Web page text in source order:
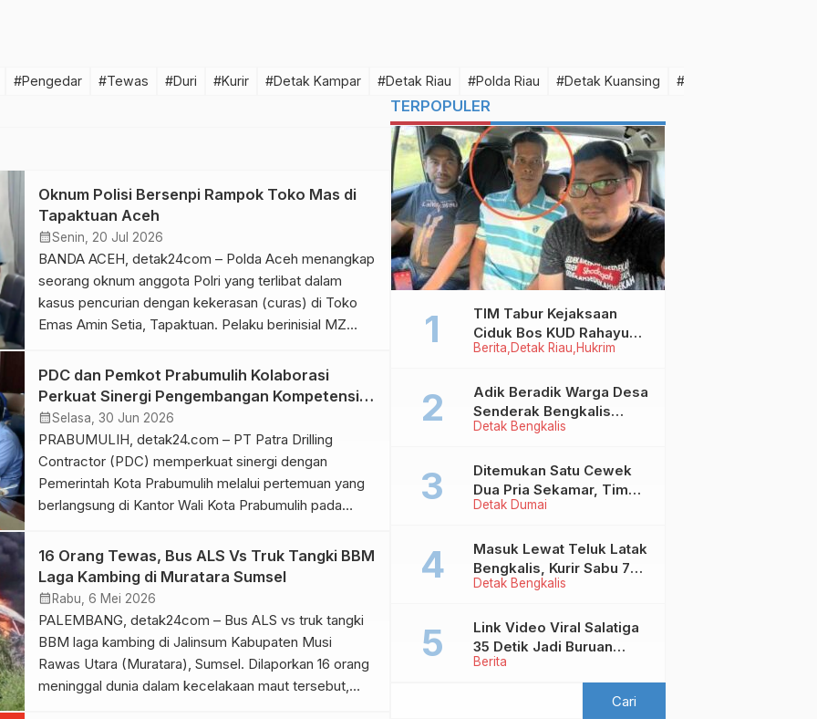
#Pengedar #Tewas #Duri #Kurir #Detak Kampar #Detak Riau #Polda Riau #Detak Kuansing #Detak Pelalawan
Oknum Polisi Bersenpi Rampok Toko Mas di
Tapaktuan Aceh
calendar_monthSenin, 20 Jul 2026
BANDA ACEH, detak24com – Polda Aceh menangkap
seorang oknum anggota Polri yang terlibat dalam
kasus pencurian dengan kekerasan (curas) di Toko
Emas Amin Setia, Tapaktuan. Pelaku berinisial MZ
aksinya, oknum polisi merampok toko mas tersebut
membawa senjata api. Kabid Humas Polda Aceh
Kombes Pol Joko Krisdiyanto, mengatakan […]
PDC dan Pemkot Prabumulih Kolaborasi
Perkuat Sinergi Pengembangan Kompetensi
SDM Lokal
calendar_monthSelasa, 30 Jun 2026
PRABUMULIH, detak24.com – PT Patra Drilling
Contractor (PDC) memperkuat sinergi dengan
Pemerintah Kota Prabumulih melalui pertemuan yang
berlangsung di Kantor Wali Kota Prabumulih pada
momentum awal bagi kedua belah pihak untuk
membangun kolaborasi strategis dalam
pengembangan program peningkatan kompetensi
sumber daya masyarakat lokal yang selaras dengan
kebutuhan dunia industri. Rombongan […]
16 Orang Tewas, Bus ALS Vs Truk Tangki BBM
Laga Kambing di Muratara Sumsel
calendar_month Rabu, 6 Mei 2026
PALEMBANG, detak24com – Bus ALS vs truk tangki
BBM laga kambing di Jalinsum Kabupaten Musi
Rawas Utara (Muratara), Sumsel. Dilaporkan 16 orang
meninggal dunia dalam kecelakaan maut tersebut,
TERPOPULER
Berita Detak Riau Hukrim
TIM Tabur Kejaksaan
Ciduk Bos KUD Rahayu
Makmur Inhu di Kalbar,
Rp2,8 M
Detak Bengkalis
Adik Beradik Warga Desa
Senderak Bengkalis
‘Ditendang’ ke Malaysia,
Detak Dumai
Ditemukan Satu Cewek
Dua Pria Sekamar, Tim
Yustisi Dumai Garuk
Mesum
Detak Bengkalis
Masuk Lewat Teluk Latak
Bengkalis, Kurir Sabu 7
Kilo Diringkus di
Berita
Link Video Viral Salatiga
35 Detik Jadi Buruan
Netizen